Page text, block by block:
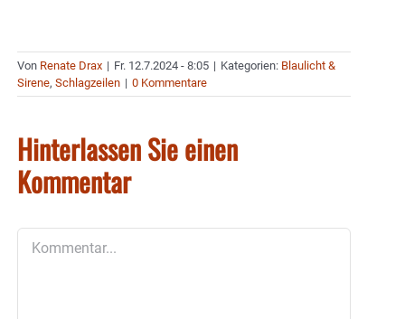
Von Renate Drax | Fr. 12.7.2024 - 8:05 | Kategorien: Blaulicht &
Sirene, Schlagzeilen | 0 Kommentare
Hinterlassen Sie einen
Kommentar